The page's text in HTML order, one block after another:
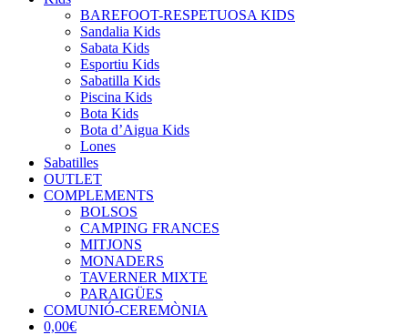
BAREFOOT-RESPETUOSA KIDS
Sandalia Kids
Sabata Kids
Esportiu Kids
Sabatilla Kids
Piscina Kids
Bota Kids
Bota d’Aigua Kids
Lones
Sabatilles
OUTLET
COMPLEMENTS
BOLSOS
CAMPING FRANCES
MITJONS
MONADERS
TAVERNER MIXTE
PARAIGÜES
COMUNIÓ-CEREMÒNIA
0,00€